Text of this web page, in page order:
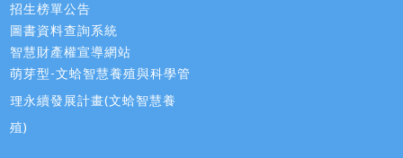
招生榜單公告
圖書資料查詢系統
智慧財產權宣導網站
萌芽型-文蛤智慧養殖與科學管
理永續發展計畫(文蛤智慧養
殖)